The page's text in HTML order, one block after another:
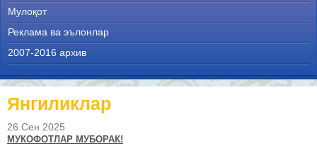
Мулоқот
Реклама ва эълонлар
2007-2016 архив
Янгиликлар
26 Сен 2025
МУКОФОТЛАР МУБОРАК!